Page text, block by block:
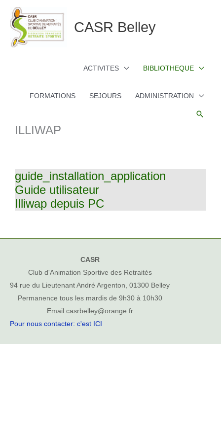
contenu
CASR Belley
ACTIVITES BIBLIOTHEQUE
FORMATIONS SEJOURS ADMINISTRATION
ILLIWAP
guide_installation_application
Guide utilisateur
Illiwap depuis PC
CASR
Club d'Animation Sportive des Retraités
94 rue du Lieutenant André Argenton, 01300 Belley
Permanence tous les mardis de 9h30 à 10h30
Email casrbelley@orange.fr
Pour nous contacter: c'est ICI